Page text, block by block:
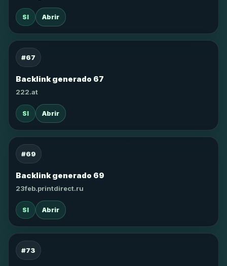
SI Abrir
#67
Backlink generado 67
222.at
SI Abrir
#69
Backlink generado 69
23feb.printdirect.ru
SI Abrir
#73